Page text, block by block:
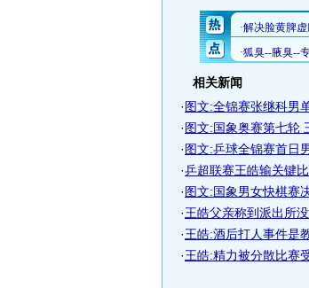
相关新闻
·图文:全锦赛张继科男
·图文:国象奥赛第七轮
·图文:乒球全锦赛首日
·乒超联赛王皓输关键
·图文:国象男女快棋赛
·王皓父亲称到派出所
·王皓:酒后打人事件是
·王皓:精力被分散比赛